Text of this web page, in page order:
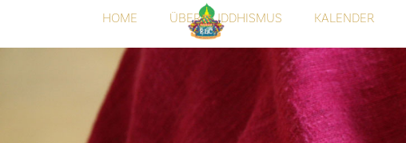
HOME ÜBER BUDDHISMUS KALENDER